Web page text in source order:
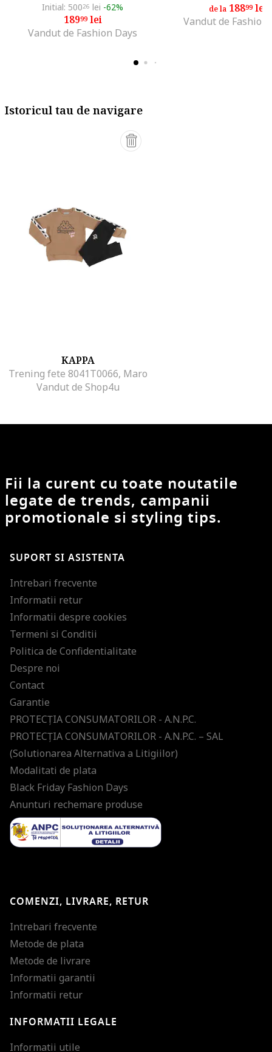
Initial: 50026 lei -62%
18999lei
Vandut de Fashion Days
de la 18899lei
Vandut de Fashion
Istoricul tau de navigare
KAPPA
Trening fete 8041T0066, Maro
Vandut de Shop4u
Fii la curent cu toate noutatile
legate de trends, campanii
promotionale si styling tips.
SUPORT SI ASISTENTA
Intrebari frecvente
Informatii retur
Informatii despre cookies
Termeni si Conditii
Politica de Confidentialitate
Despre noi
Contact
Garantie
PROTECŢIA CONSUMATORILOR - A.N.P.C.
PROTECŢIA CONSUMATORILOR - A.N.P.C. – SAL
(Solutionarea Alternativa a Litigiilor)
Modalitati de plata
Black Friday Fashion Days
Anunturi rechemare produse
COMENZI, LIVRARE, RETUR
Intrebari frecvente
Metode de plata
Metode de livrare
Informatii garantii
Informatii retur
INFORMATII LEGALE
Informatii utile